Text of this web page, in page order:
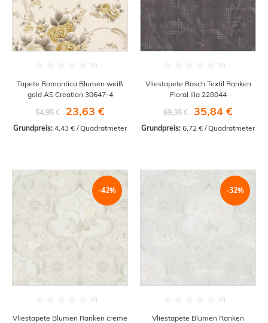
Tapete Romantica Blumen weiß
gold AS Creation 30647-4
54,95 €
23,63 €
Grundpreis: 4,43 € / Quadratmeter
Vliestapete Rasch Textil Ranken
Floral lila 228044
69,35 €
35,84 €
Grundpreis: 6,72 € / Quadratmeter
-42%
Vliestapete Blumen Ranken creme
-32%
Vliestapete Blumen Ranken